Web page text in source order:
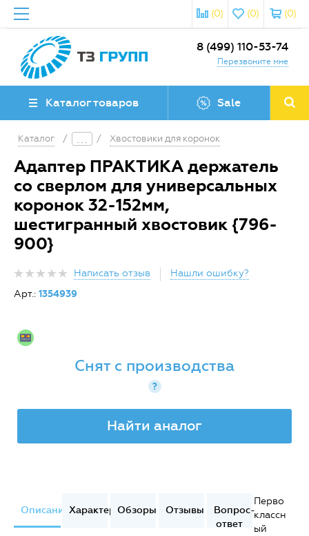
(0)
(0)
(0)
8 (499) 110-53-74
Перезвоните мне
Каталог товаров Sale
Каталог / / Хвостовики для коронок
Адаптер ПРАКТИКА держатель
со сверлом для универсальных
коронок 32-152мм,
шестигранный хвостовик {796-
900}
Написать отзыв
Нашли ошибку?
Арт.: 1354939
Снят с производства
?
Найти аналог
ОписаниеХарактеристики
Обзоры Отзывы
Вопрос-
ответ
Перво
классн
ый